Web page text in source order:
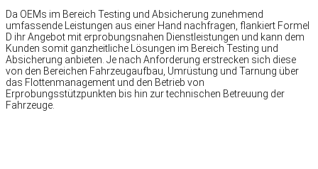
Da OEMs im Bereich Testing und Absicherung zunehmend
umfassende Leistungen aus einer Hand nachfragen, flankiert Formel
D ihr Angebot mit erprobungsnahen Dienstleistungen und kann dem
Kunden somit ganzheitliche Lösungen im Bereich Testing und
Absicherung anbieten. Je nach Anforderung erstrecken sich diese
von den Bereichen Fahrzeugaufbau, Umrüstung und Tarnung über
das Flottenmanagement und den Betrieb von
Erprobungsstützpunkten bis hin zur technischen Betreuung der
Fahrzeuge.